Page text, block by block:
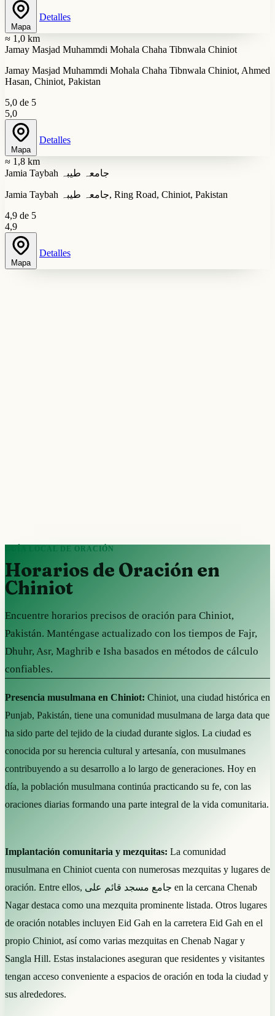
Mapa
Detalles
≈ 1,0 km
Jamay Masjad Muhammdi Mohala Chaha Tibnwala Chiniot
Jamay Masjad Muhammdi Mohala Chaha Tibnwala Chiniot, Ahmed
Hasan, Chiniot, Pakistan
5,0 de 5
5,0
Mapa
Detalles
≈ 1,8 km
Jamia Taybah جامعہ طیبہ
Jamia Taybah جامعہ طیبہ, Ring Road, Chiniot, Pakistan
4,9 de 5
4,9
Mapa
Detalles
GUÍA LOCAL DE ORACIÓN
Horarios de Oración en
Chiniot
Encuentre horarios precisos de oración para Chiniot,
Pakistán. Manténgase actualizado con los tiempos de Fajr,
Dhuhr, Asr, Maghrib e Isha basados en métodos de cálculo
confiables.
Presencia musulmana en Chiniot: Chiniot, una ciudad histórica en
Punjab, Pakistán, tiene una comunidad musulmana de larga data que
ha sido parte del tejido de la ciudad durante siglos. La ciudad es
conocida por su herencia cultural y artesanía, con musulmanes
contribuyendo a su desarrollo a lo largo de generaciones. Hoy en
día, la población musulmana continúa practicando su fe, con las
oraciones diarias formando una parte integral de la vida comunitaria.
Implantación comunitaria y mezquitas: La comunidad
musulmana en Chiniot cuenta con numerosas mezquitas y lugares de
oración. Entre ellos, جامع مسجد قائم علی en la cercana Chenab
Nagar destaca como una mezquita prominente listada. Otros lugares
de oración notables incluyen Eid Gah en la carretera Eid Gah en el
propio Chiniot, así como varias mezquitas en Chenab Nagar y
Sangla Hill. Estas instalaciones aseguran que residentes y visitantes
tengan acceso conveniente a espacios de oración en toda la ciudad y
sus alrededores.